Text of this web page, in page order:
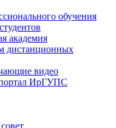
обучения
академия
дистанционных
видео
ИрГУПС